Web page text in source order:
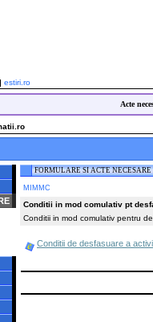
estiri.ro
Acte
navigare/stanga.php
FORMULARE SI ACTE NECESARE
MIMMC
Conditii in mod comulativ pt
Conditii in mod comulativ pentru
Conditii de desfasuare a